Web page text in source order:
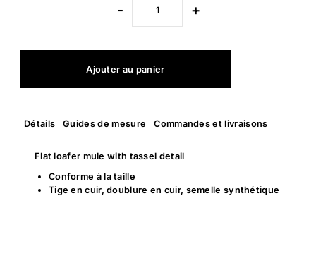
- +
Détails Guides de mesure Commandes et livraisons
Flat loafer mule with tassel detail
Conforme à la taille
Tige en cuir, doublure en cuir, semelle synthétique